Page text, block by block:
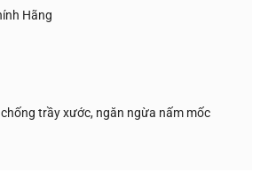
Hãng
trầy xước, ngăn ngừa nấm mốc